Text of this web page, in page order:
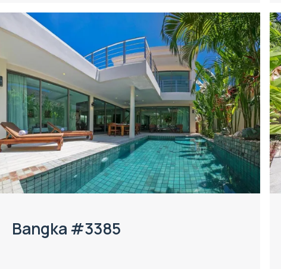
Bangka #3385